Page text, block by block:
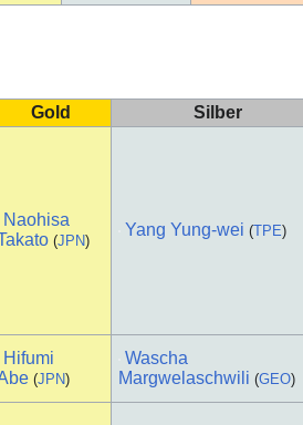
Gold Silber
Naohisa
(JPN)
Yang Yung-wei (TPE)
Hifumi
(JPN)
Wascha
Margwelaschwili (GEO)